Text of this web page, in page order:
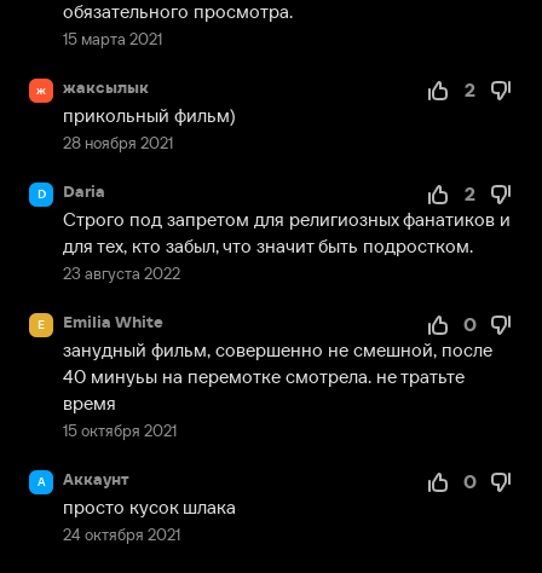
15 марта 2021
обязательного просмотра.
ж жаксылык
28 ноября 2021
2
прикольный фильм)
D Daria
23 августа 2022
2
Строго под запретом для религиозных фанатиков и
для тех, кто забыл, что значит быть подростком.
E Emilia White
15 октября 2021
0
занудный фильм, совершенно не смешной, после
40 минуьы на перемотке смотрела. не тратьте
время
А Аккаунт
24 октября 2021
0
просто кусок шлака